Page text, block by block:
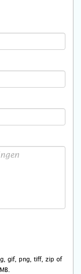
gif, png, tiff, zip of